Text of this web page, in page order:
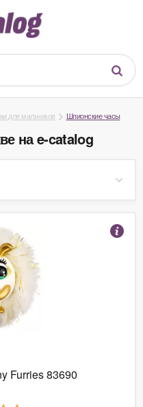
для мальчиков Шпионские часы
на e-catalog
Furries 83690